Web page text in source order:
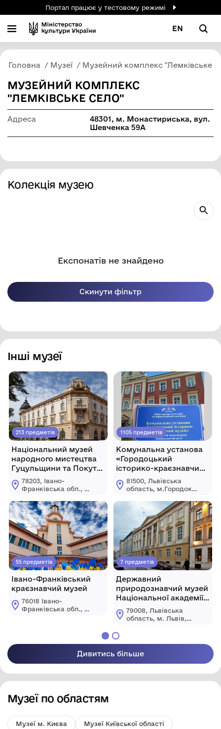
Портал працює у тестовому режимі
EN
Головна Музеї Музейний комплекс "Лемківське
МУЗЕЙНИЙ КОМПЛЕКС
"ЛЕМКІВСЬКЕ СЕЛО"
Адреса
48301, м. Монастириська, вул.
Шевченка 59А
Колекція музею
Експонатів не знайдено
Скинути фільтр
Інші музеї
213 предметів
Національний музей
народного мистецтва
Гуцульщини та Покуття
імені Й. Кобринського
78203, Івано-
Франківська обл., м.
Театральна, 25
55 предметів
Івано-Франківський
краєзнавчий музей
76018 Івано-
Франківська обл., м.
1105 предметів
Комунальна установа
«Городоцький
історико-краєзнавчий
музей» Городоцької
міської ради Львівської
81500, Львівська
область, м.Городок,
Б.Хмельницького, 2
7 предметів
Державний
природознавчий музей
Національної академії
наук України
79008, Львівська
область, м. Львів,
Дивитись більше
Музеї по областям
Музеї м. Києва Музеї Київської області